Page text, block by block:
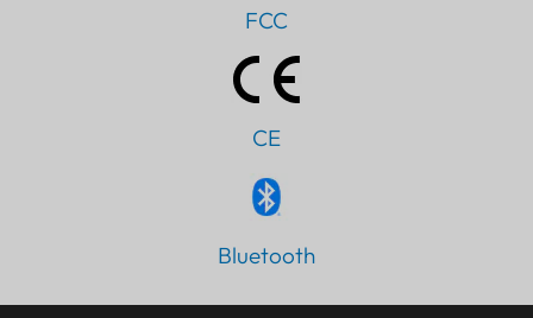
FCC
CE
Bluetooth
IT